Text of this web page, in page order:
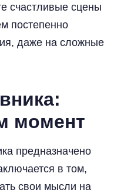
счастливые сцены
постепенно
даже на сложные
момент
предназначено
в том,
свои мысли на